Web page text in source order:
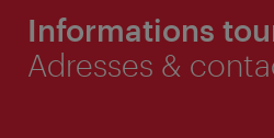
Informations
Adresses &